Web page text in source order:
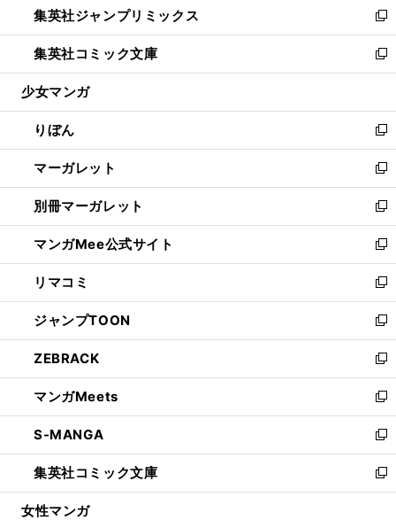
く
で
開
く
ド
ウ
で
開
ィ
ン
ド
ウ
開
く
い
ウ
ィ
ン
ウ
で
開
く
集英社ジャンプリミックス
新
し
い
ウ
ン
ド
ウ
で
開
く
集英社コミック文庫
新
し
ウ
ィ
ン
ド
ウ
で
開
く
少女マンガ
りぼん
新
し
い
ウ
ィ
ン
ド
ウ
で
開
く
マーガレット
新
し
い
ウ
ィ
ン
ド
ウ
で
開
く
別冊マーガレット
新
し
い
ウ
ィ
ン
ド
ウ
で
開
く
マンガMee公式サイト
新
し
い
ウ
ィ
ン
ド
ウ
で
開
く
リマコミ
新
し
い
ウ
ィ
ン
ド
ウ
で
開
く
ジャンプTOON
新
し
い
ウ
ィ
ン
ド
ウ
で
開
ZEBRACK
新
し
い
ウ
ィ
ン
ド
ウ
マンガMeets
新
し
い
ウ
ィ
ン
S-MANGA
新
し
い
ウ
集英社コミック文庫
新
し
女性マンガ